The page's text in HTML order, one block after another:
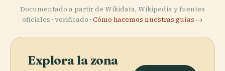
Documentado a partir de Wikidata, Wikipedia y fuentes
oficiales · verificado · Cómo hacemos nuestras guías →
Explora la zona